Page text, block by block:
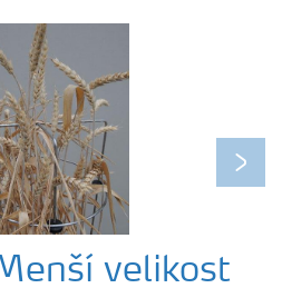
Next
velikost